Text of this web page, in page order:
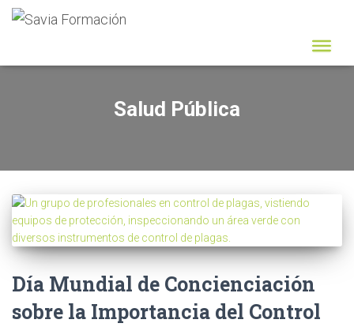
Salud Pública
Día Mundial de Concienciación
sobre la Importancia del Control